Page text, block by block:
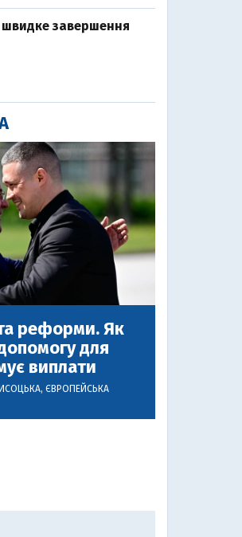
швидке завершення
реформи. Як
для
виплати
, ЄВРОПЕЙСЬКА